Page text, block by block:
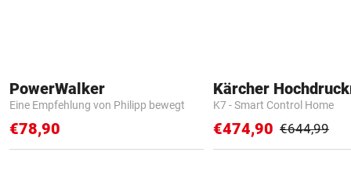
PowerWalker
Eine Empfehlung von Philipp bewegt
€78,90
Kärcher
K7 - Smart Control Home
€474,90 €644,99